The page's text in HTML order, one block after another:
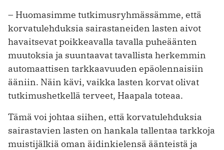
– Huomasimme tutkimusryhmässämme, että
korvatulehduksia sairastaneiden lasten aivot
havaitsevat poikkeavalla tavalla puheäänten
muutoksia ja suuntaavat tavallista herkemmin
automaattisen tarkkaavuuden epäolennaisiin
ääniin. Näin kävi, vaikka lasten korvat olivat
tutkimushetkellä terveet, Haapala toteaa.
Tämä voi johtaa siihen, että korvatulehduksia
sairastavien lasten on hankala tallentaa tarkkoja
muistijälkiä oman äidinkielensä äänteistä ja